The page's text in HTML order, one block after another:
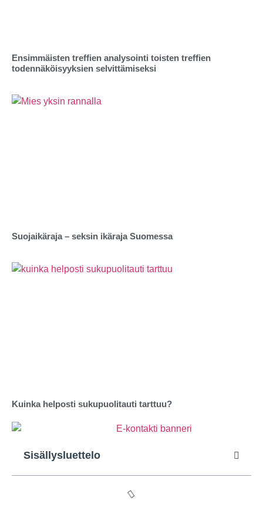
Ensimmäisten treffien analysointi toisten treffien
todennäköisyyksien selvittämiseksi
Suojaikäraja – seksin ikäraja Suomessa
Kuinka helposti sukupuolitauti tarttuu?
Sisällysluettelo